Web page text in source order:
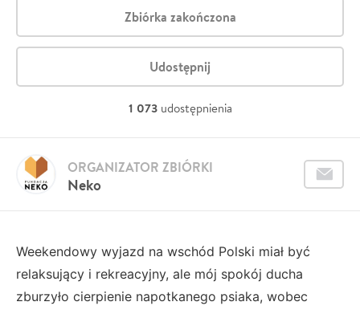
Zbiórka zakończona
Udostępnij
1 073 udostępnienia
Neko
ORGANIZATOR ZBIÓRKI
Weekendowy wyjazd na wschód Polski miał być
relaksujący i rekreacyjny, ale mój spokój ducha
zburzyło cierpienie napotkanego psiaka, wobec